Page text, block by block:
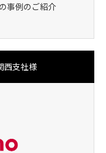
事例のご紹介
支社様